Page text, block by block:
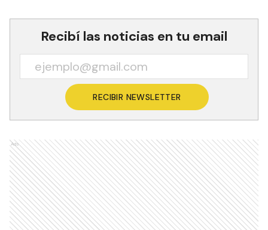
Recibí las noticias en tu email
RECIBIR NEWSLETTER
Ads